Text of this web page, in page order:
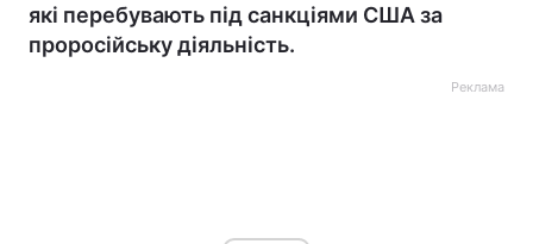
які перебувають під санкціями США за
проросійську діяльність.
Реклама